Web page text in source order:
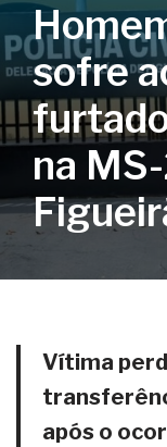
sofre
na
Vítima
após o